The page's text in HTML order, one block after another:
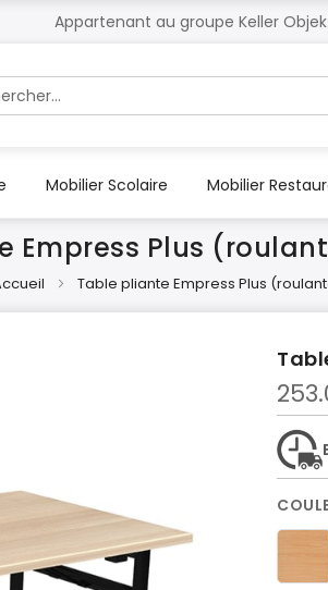
Appartenant au groupe Keller
Mobilier Scolaire Mobilier
Empress Plus
Table pliante Empress Plus